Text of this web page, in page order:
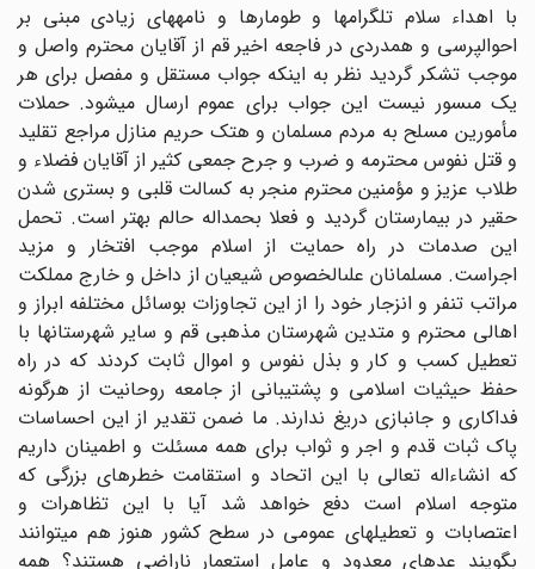
با اهداء سلام تلگرام‏ها و طومارها و نامه‏هاى زیادى مبنى بر
احوالپرسى و همدردى در فاجعه اخیر قم از آقایان محترم واصل و
موجب تشکر گردید نظر به اینکه جواب مستقل و مفصل براى هر
یک مى‏سور نیست این جواب براى عموم ارسال میشود. حملات
مأمورین مسلح به مردم مسلمان و هتک حریم منازل مراجع تقلید
و قتل نفوس محترمه و ضرب و جرح جمعى کثیر از آقایان فضلاء و
طلاب عزیز و مؤمنین محترم منجر به کسالت قلبى و بسترى شدن
حقیر در بیمارستان گردید و فعلا بحمداله حالم بهتر است. تحمل
این صدمات در راه حمایت از اسلام موجب افتخار و مزید
اجراست. مسلمانان على‏الخصوص شیعیان از داخل و خارج مملکت
مراتب تنفر و انزجار خود را از این تجاوزات بوسائل مختلفه ابراز و
اهالى محترم و متدین شهرستان مذهبى قم و سایر شهرستان‏ها با
تعطیل کسب و کار و بذل نفوس و اموال ثابت کردند که در راه
حفظ حیثیات اسلامى و پشتیبانى از جامعه روحانیت از هرگونه
فداکارى و جانبازى دریغ ندارند. ما ضمن تقدیر از این احساسات
پاک ثبات قدم و اجر و ثواب براى همه مسئلت و اطمینان داریم
که انشاءاله تعالى با این اتحاد و استقامت خطرهاى بزرگى که
متوجه اسلام است دفع خواهد شد آیا با این تظاهرات و
اعتصابات و تعطیل‏هاى عمومى در سطح کشور هنوز هم میتوانند
بگویند عده‏اى معدود و عامل استعمار ناراضى هستند؟ همه